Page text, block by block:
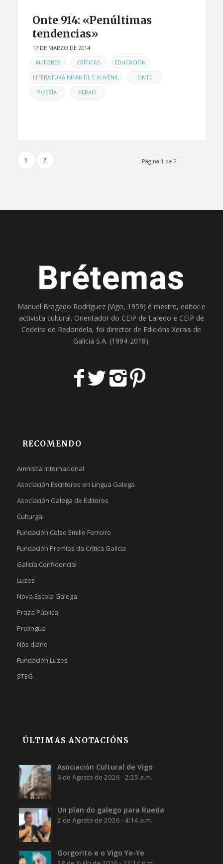
Onte 914: «Penúltimas
tendencias»
17 DE MARZO DE 2014
ENAUTORES , CRÍTICAS , EDUCACIÓN ,
LITERATURA INFANTIL E XUVENIL , ONTE ,
POESÍA , XERAIS
Página 1 de 2
1 2
Manuel Bragado Rodríguez (Vigo, 1959) é mestre, editor e
activista cultural. Orientador do CEIP de Laredo e CEIP de
Cedeira de Redondela, foi director de Edicións Xerais de
Galicia S.A. (1994-2018).
RECOMENDO
Amnistía Internacional
Asociación Escritores en Lingua Galega
Asociación Galega de Editores
Culturgal
Fundación Celso Emilio Ferreiro
Fundación Premios da Crítica Galicia
Galicia Confidencial
Luzes
Nova Escola Galega
Praza Pública
Prolingua
Nós diario
Fundación Luzes
STEG
ÚLTIMAS ANOTACIÓNS
Asociación Cultural de Vigo
6 de Agosto de 2026 - 2:25 a.m.
Un plan do galego para Rueda
2 de Agosto de 2026 - 4:14 a.m.
Gorgorito e o Vigo Ye-Ye